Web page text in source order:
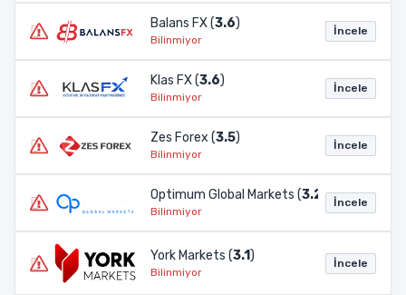
Balans FX (3.6)
Bilinmiyor
İncele
Klas FX (3.6)
Bilinmiyor
İncele
Zes Forex (3.5)
Bilinmiyor
İncele
Optimum Global Markets (3.2 )
Bilinmiyor
İncele
York Markets (3.1)
Bilinmiyor
İncele